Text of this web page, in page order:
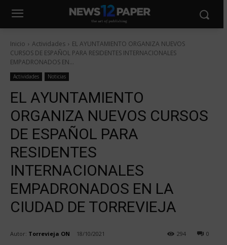
Inicio Actividades
EL AYUNTAMIENTO ORGANIZA NUEVOS
CURSOS DE ESPAÑOL PARA RESIDENTES INTERNACIONALES
EMPADRONADOS EN...
Actividades Noticias
EL AYUNTAMIENTO
ORGANIZA NUEVOS CURSOS
DE ESPAÑOL PARA
RESIDENTES
INTERNACIONALES
EMPADRONADOS EN LA
CIUDAD DE TORREVIEJA
Autor: Torrevieja ON 18/10/2021 0
294